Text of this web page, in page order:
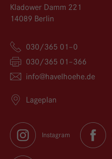
Kladower Damm 221
14089 Berlin
030/365 01–0
030/365 01–366
info@havelhoehe.de
Lageplan
Instagram